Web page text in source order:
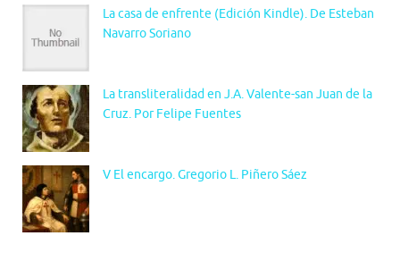
La casa de enfrente (Edición Kindle). De Esteban
Navarro Soriano
La transliteralidad en J.A. Valente-san Juan de la
Cruz. Por Felipe Fuentes
V El encargo. Gregorio L. Piñero Sáez